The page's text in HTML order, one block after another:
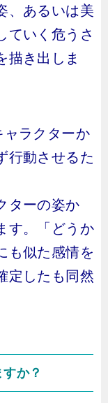
、あるいは美
ていく危うさ
描き出しま
ャラクターか
行動させるた
ターの姿か
す。「どうか
も似た感情を
定したも同然
か？